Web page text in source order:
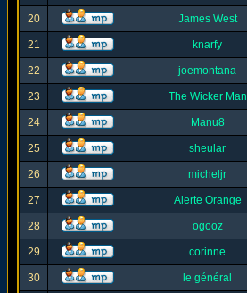
20 James West
21 knarfy
22 joemontana
23 The Wicker Man
24 Manu8
25 sheular
26 micheljr
27 Alerte Orange
28 ogooz
29 corinne
30 le général